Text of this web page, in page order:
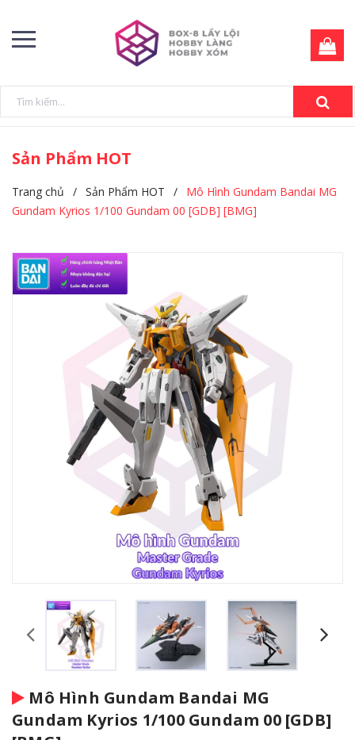
Sản Phẩm HOT
Trang chủ / Sản Phẩm HOT /
Mô Hình Gundam Bandai MG
Gundam Kyrios 1/100 Gundam 00 [GDB] [BMG]
Mô Hình Gundam Bandai MG
Gundam Kyrios 1/100 Gundam 00 [GDB]